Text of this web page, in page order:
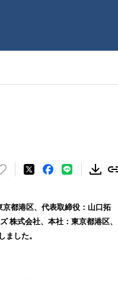
い
！
数
を
都港区、代表取締役：山口拓
株式会社、本社：東京都港区、
ました。